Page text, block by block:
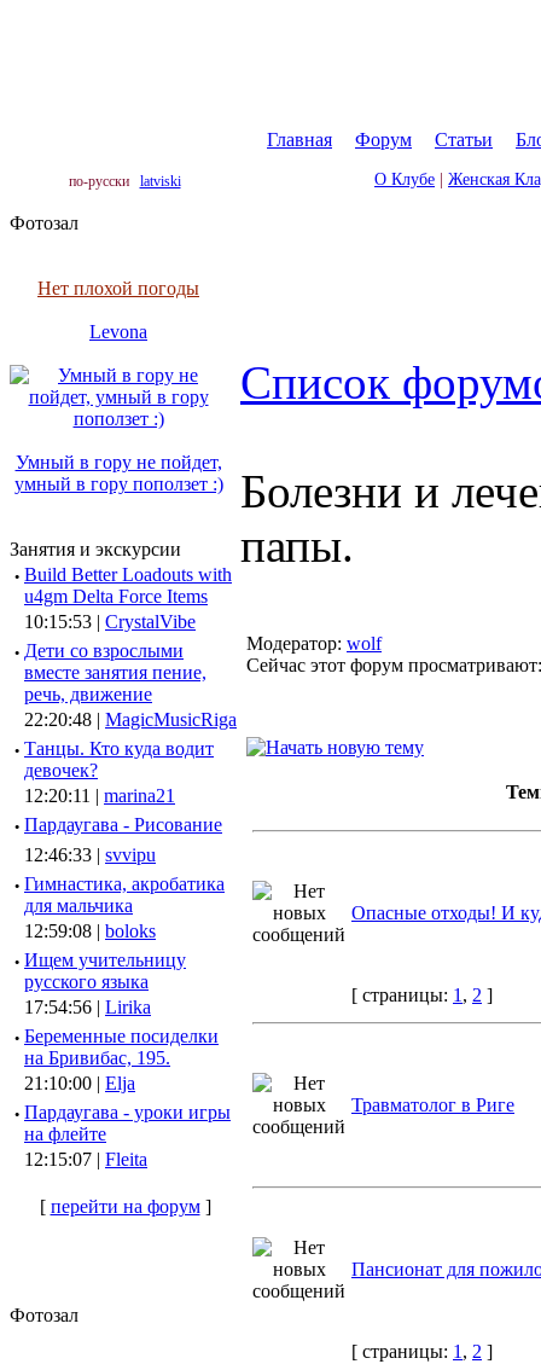
Главная Форум Статьи
по-русски latviski О Клубе Женская
Фотозал
Нет плохой погоды
Levona
Умный в гору не пойдет,
умный в гору поползет :)
Занятия и экскурсии
· Build Better Loadouts with
u4gm Delta Force Items
10:15:53 | CrystalVibe
· Дети со взрослыми
вместе занятия пение,
речь, движение
22:20:48 | MagicMusicRiga
· Танцы. Кто куда водит
девочек?
12:20:11 | marina21
· Пардаугава - Рисование
12:46:33 | svvipu
· Гимнастика, акробатика
для мальчика
12:59:08 | boloks
· Ищем учительницу
русского языка
17:54:56 | Lirika
· Беременные посиделки
на Бривибас, 195.
21:10:00 | Elja
· Пардаугава - уроки игры
на флейте
12:15:07 | Fleita
[ перейти на форум]
Фотозал
Список
Болезни и
папы.
Модератор: wolf
Сейчас этот форум
Опасные отходы! И
[ страницы: 1 , 2 ]
Травматолог в Риге
Пансионат для
[ страницы: 1 , 2 ]